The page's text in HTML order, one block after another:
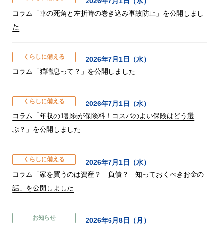
コラム「車の死角と左折時の巻き込み事故防止」を公開しまし
た
くらしに備える
2026年7月1日（水）
コラム「猫喘息って？」を公開しました
くらしに備える
2026年7月1日（水）
コラム「年収の1割弱が保険料！コスパのよい保険はどう選
ぶ？」を公開しました
くらしに備える
2026年7月1日（水）
コラム「家を買うのは資産？ 負債？ 知っておくべきお金の
話」を公開しました
お知らせ
2026年6月8日（月）